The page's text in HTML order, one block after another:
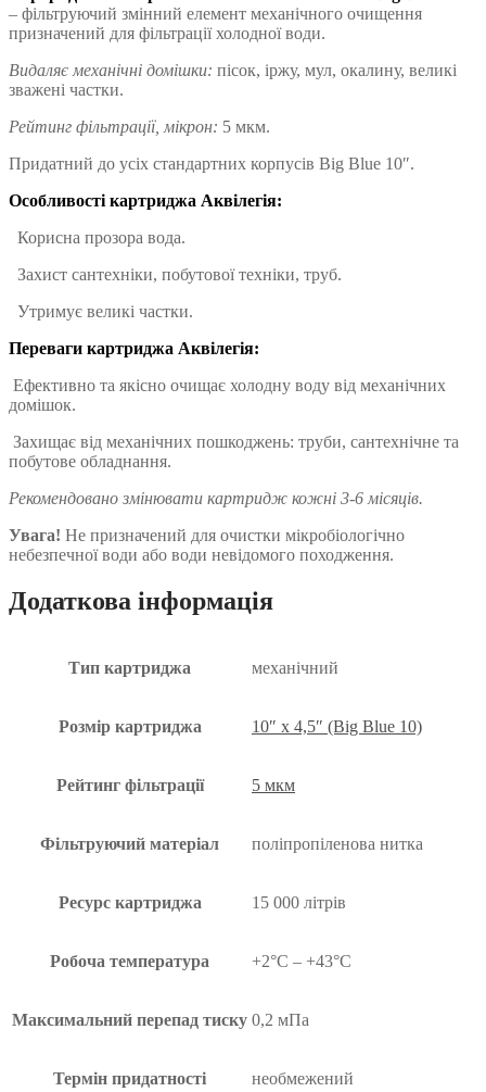
– фільтруючий змінний елемент механічного очищення
призначений для фільтрації холодної води.
Видаляє механічні домішки: пісок, іржу, мул, окалину, великі
зважені частки.
Рейтинг фільтрації, мікрон: 5 мкм.
Придатний до усіх стандартних корпусів Big Blue 10″.
Особливості картриджа Аквілегія:
Корисна прозора вода.
Захист сантехніки, побутової техніки, труб.
Утримує великі частки.
Переваги картриджа Аквілегія:
Ефективно та якісно очищає холодну воду від механічних
домішок.
Захищає від механічних пошкоджень: труби, сантехнічне та
побутове обладнання.
Рекомендовано змінювати картридж кожні 3-6 місяців.
Увага! Не призначений для очистки мікробіологічно
небезпечної води або води невідомого походження.
Додаткова інформація
Тип картриджа механічний
Розмір картриджа 10″ x 4,5″ (Big Blue 10)
Рейтинг фільтрації 5 мкм
Фільтруючий матеріал поліпропіленова нитка
Ресурс картриджа 15 000 літрів
Робоча температура +2°C – +43°C
Максимальний перепад тиску 0,2 мПа
Термін придатності необмежений